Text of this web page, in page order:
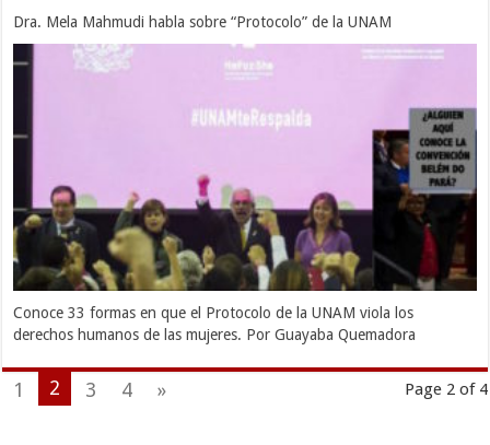
Dra. Mela Mahmudi habla sobre “Protocolo” de la UNAM
Conoce 33 formas en que el Protocolo de la UNAM viola los
derechos humanos de las mujeres. Por Guayaba Quemadora
Page 2 of 4
1 2 3 4 »